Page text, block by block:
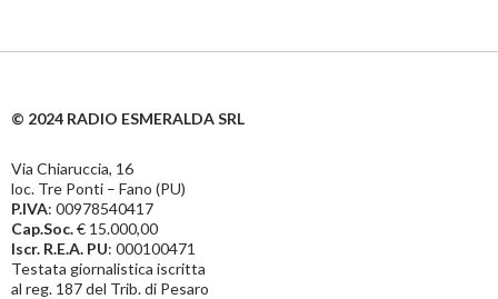
© 2024 RADIO ESMERALDA SRL
Via Chiaruccia, 16
loc. Tre Ponti – Fano (PU)
P.IVA: 00978540417
Cap.Soc.€ 15.000,00
Iscr. R.E.A. PU: 000100471
Testata giornalistica iscritta
al reg. 187 del Trib. di Pesaro